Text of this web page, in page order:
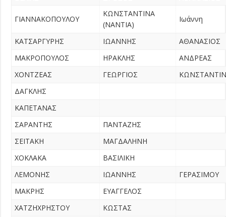
ΓΙΑΝΝΑΚΟΠΟΥΛΟΥ
ΚΩΝΣΤΑΝΤΙΝΑ
(ΝΑΝΤΙΑ)
Ιωάννη
ΚΑΤΣΑΡΓΥΡΗΣ ΙΩΑΝΝΗΣ
ΑΘΑΝΑΣΙΟΣ
ΜΑΚΡΟΠΟΥΛΟΣ
ΗΡΑΚΛΗΣ
ΑΝΔΡΕΑΣ
ΧΟΝΤΖΕΑΣ
ΓΕΩΡΓΙΟΣ
ΔΑΓΚΛΗΣ
ΚΑΠΕΤΑΝΑΣ
ΣΑΡΑΝΤΗΣ
ΠΑΝΤΑΖΗΣ
ΣΕΪΤΑΚΗ
ΜΑΓΔΑΛΗΝΗ
ΧΟΚΛΑΚΑ
ΒΑΣΙΛΙΚΗ
ΛΕΜΟΝΗΣ
ΙΩΑΝΝΗΣ
ΓΕΡΑΣΙΜΟΥ
ΜΑΚΡΗΣ
ΕΥΑΓΓΕΛΟΣ
ΧΑΤΖΗΧΡΗΣΤΟΥ
ΚΩΣΤΑΣ